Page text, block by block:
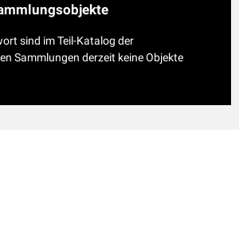
sind im Teil-Katalog der
Sammlungen derzeit keine Objekte